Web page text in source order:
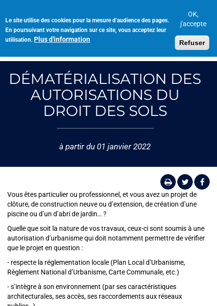
Le site utilise des cookies pour la mesure d'audience des pages.
En poursuivant votre navigation sur ce site, vous acceptez leur
utilisation. Plus d'information
OK,
j'accepte
Refuser
contenu
principal
DÉMATÉRIALISATION DES
AUTORISATIONS DU
DROIT DES SOLS
à partir du 01 janvier 2022
Vous êtes particulier ou professionnel, et vous avez un projet de
clôture, de construction neuve ou d’extension, de création d’une
piscine ou d’un d’abri de jardin… ?
Quelle que soit la nature de vos travaux, ceux-ci sont soumis à une
autorisation d’urbanisme qui doit notamment permettre de vérifier
que le projet en question :
- respecte la réglementation locale (Plan Local d’Urbanisme,
Règlement National d’Urbanisme, Carte Communale, etc.)
- s’intègre à son environnement (par ses caractéristiques
architecturales, ses accès, ses raccordements aux réseaux